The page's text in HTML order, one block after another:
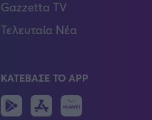
Gazzetta TV
Τελευταία Νέα
ΚΑΤΕΒΑΣΕ ΤΟ APP
Android
IOS